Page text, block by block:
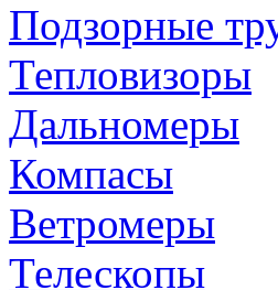
Подзорные
Тепловизоры
Дальномеры
Компасы
Ветромеры
Телескопы